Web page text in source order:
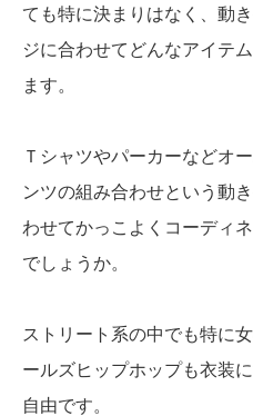
ても特に決まりはなく、動
ジに合わせてどんなアイテ
ます。
Ｔシャツやパーカーなどオ
ンツの組み合わせという動
わせてかっこよくコーディ
でしょうか。
ストリート系の中でも特に
ールズヒップホップも衣装
自由です。